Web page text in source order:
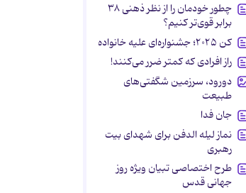
چطور خودمان را از نظر ذهنی ۳۸
برابر قوی‌تر کنیم؟
کن ۲۰۲۵؛ جشنواره‌ای علیه خانواده
راز افرادی که کمتر ضرر می‌کنند!
دورود، سرزمین شگفتی‌های
طبیعت
جان فدا
نماز لیله الدفن برای شهدای بیت
رهبری
طرح اختصاصی تبیان ویژه روز
جهانی قدس